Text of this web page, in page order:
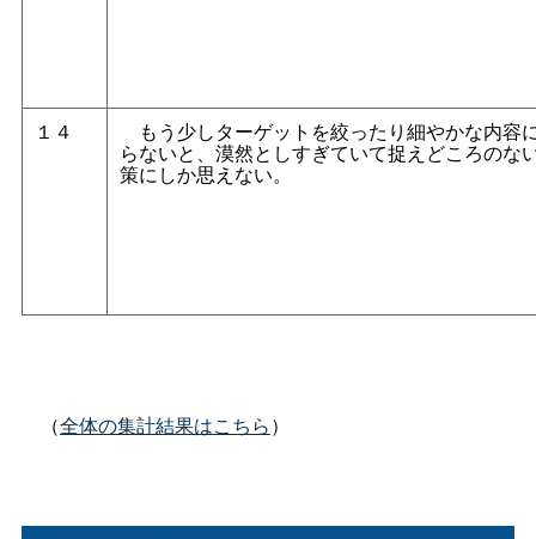
１４ もう少しターゲットを絞ったり細やかな内容
らないと、漠然としすぎていて捉えどころのな
策にしか思えない。
（全体の集計結果はこちら）